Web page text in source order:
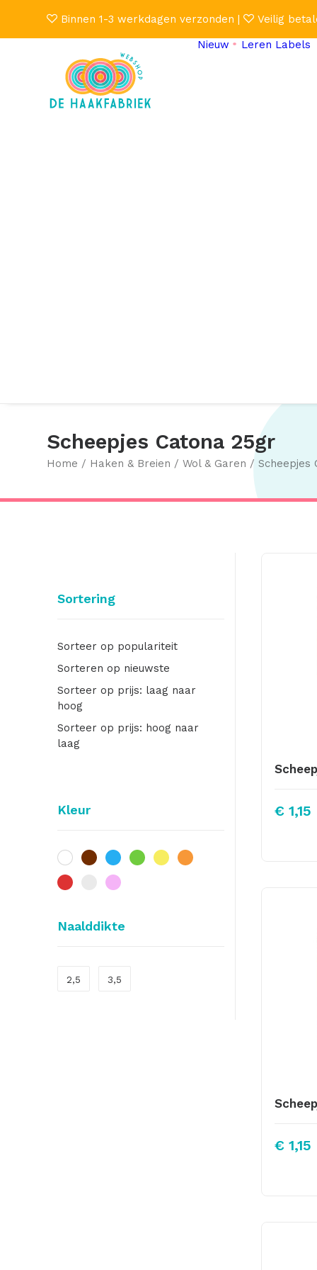
Binnen 1-3 werkdagen verzonden | Veilig
Nieuw
Leren Labels
Scheepjes Catona 25gr
Home Haken & Breien Wol & Garen Scheepjes
Sortering
Sorteer op populariteit
Sorteren op nieuwste
Sorteer op prijs: laag naar
hoog
Sorteer op prijs: hoog naar
laag
Kleur
Naalddikte
2,5 3,5
€ 1,15
€ 1,15